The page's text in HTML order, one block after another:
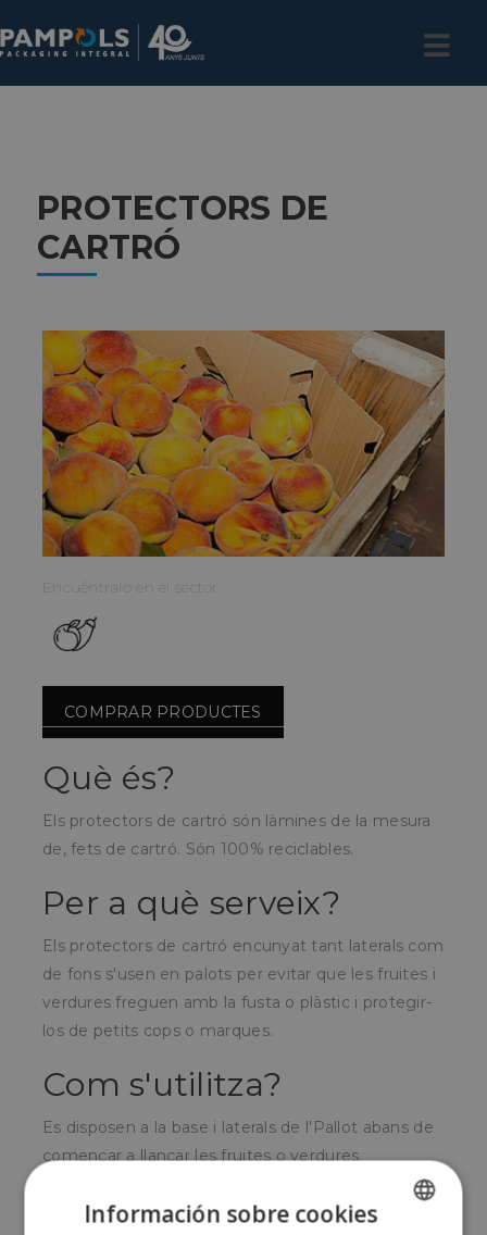
PROTECTORS DE
CARTRÓ
Encuéntralo en el sector:
COMPRAR PRODUCTES
Què és?
Els protectors de cartró són làmines de la mesura
de, fets de cartró. Són 100% reciclables.
Per a què serveix?
Els protectors de cartró encunyat tant laterals com
de fons s'usen en palots per evitar que les fruites i
verdures freguen amb la fusta o plàstic i protegir-
los de petits cops o marques.
Com s'utilitza?
Es disposen a la base i laterals de l'Pallot abans de
començar a llançar les fruites o verdures.
Per a qui és?
Información sobre cookies